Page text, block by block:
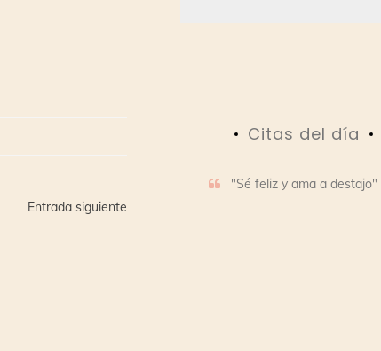
Entrada siguiente
Citas del día
"Sé feliz y ama a destajo"